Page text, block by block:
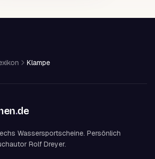
Klampe
.de
Wassersportscheine. Persönlich
Rolf Dreyer.